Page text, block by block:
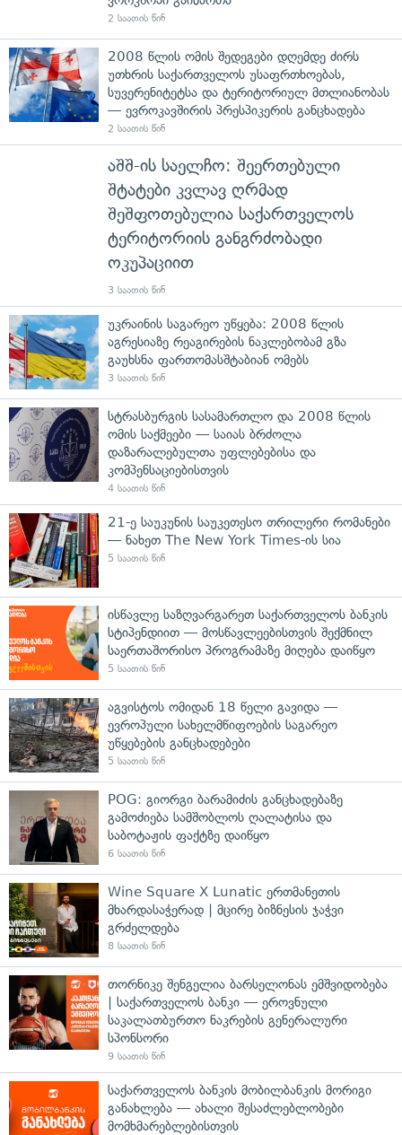
2 საათის წინ
2008 წლის ომის შედეგები დღემდე ძირს
უთხრის საქართველოს უსაფრთხოებას,
სუვერენიტეტსა და ტერიტორიულ მთლიანობას
— ევროკავშირის პრესპიკერის განცხადება
2 საათის წინ
აშშ-ის საელჩო: შეერთებული
შტატები კვლავ ღრმად
შეშფოთებულია საქართველოს
ტერიტორიის განგრძობადი
ოკუპაციით
3 საათის წინ
უკრაინის საგარეო უწყება: 2008 წლის
აგრესიაზე რეაგირების ნაკლებობამ გზა
გაუხსნა ფართომასშტაბიან ომებს
3 საათის წინ
სტრასბურგის სასამართლო და 2008 წლის
ომის საქმეები — საიას ბრძოლა
დაზარალებულთა უფლებებისა და
კომპენსაციებისთვის
4 საათის წინ
21-ე საუკუნის საუკეთესო თრილერი რომანები
— ნახეთ The New York Times-ის სია
5 საათის წინ
ისწავლე საზღვარგარეთ საქართველოს ბანკის
სტიპენდიით — მოსწავლეებისთვის შექმნილ
საერთაშორისო პროგრამაზე მიღება დაიწყო
5 საათის წინ
აგვისტოს ომიდან 18 წელი გავიდა —
ევროპული სახელმწიფოების საგარეო
უწყებების განცხადებები
5 საათის წინ
POG: გიორგი ბარამიძის განცხადებაზე
გამოძიება სამშობლოს ღალატისა და
საბოტაჟის ფაქტზე დაიწყო
6 საათის წინ
Wine Square X Lunatic ერთმანეთის
მხარდასაჭერად | მცირე ბიზნესის ჯაჭვი
გრძელდება
8 საათის წინ
თორნიკე შენგელია ბარსელონას ემშვიდობება
| საქართველოს ბანკი — ეროვნული
საკალათბურთო ნაკრების გენერალური
სპონსორი
9 საათის წინ
საქართველოს ბანკის მობილბანკის მორიგი
განახლება — ახალი შესაძლებლობები
მომხმარებლებისთვის